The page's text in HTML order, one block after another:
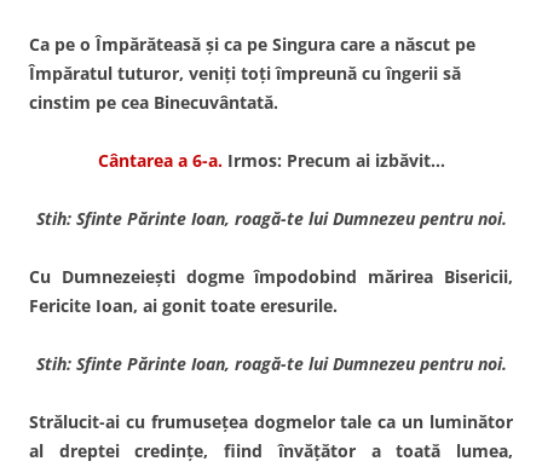
Ca pe o Împărăteasă şi ca pe Singura care a născut pe
Împăratul tuturor, veniţi toţi împreună cu îngerii să
cinstim pe cea Binecuvântată.
Cântarea a 6-a.Irmos: Precum ai izbăvit…
Stih: Sfinte Părinte Ioan, roagă-te lui Dumnezeu pentru noi.
Cu Dumnezeieşti dogme împodobind mărirea Bisericii,
Fericite Ioan, ai gonit toate eresurile.
Stih: Sfinte Părinte Ioan, roagă-te lui Dumnezeu pentru noi.
Strălucit-ai cu frumuseţea dogmelor tale ca un luminător
al dreptei credinţe, fiind învăţător a toată lumea,